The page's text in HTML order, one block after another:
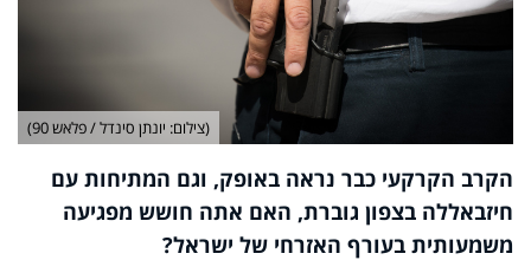
(צילום: יונתן סינדל / פלאש 90)
הקרב הקרקעי כבר נראה באופק, וגם המתיחות עם
חיזבאללה בצפון גוברת, האם אתה חושש מפגיעה
משמעותית בעורף האזרחי של ישראל?